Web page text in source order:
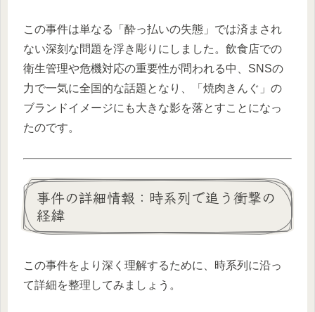
この事件は単なる「酔っ払いの失態」では済まされ
ない深刻な問題を浮き彫りにしました。飲食店での
衛生管理や危機対応の重要性が問われる中、SNSの
力で一気に全国的な話題となり、「焼肉きんぐ」の
ブランドイメージにも大きな影を落とすことになっ
たのです。
事件の詳細情報：時系列で追う衝撃の
経緯
この事件をより深く理解するために、時系列に沿っ
て詳細を整理してみましょう。